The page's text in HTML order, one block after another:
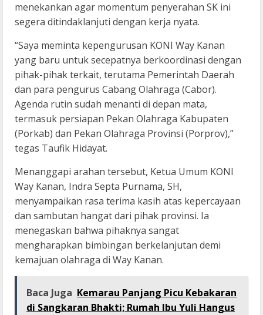
menekankan agar momentum penyerahan SK ini
segera ditindaklanjuti dengan kerja nyata.
“Saya meminta kepengurusan KONI Way Kanan
yang baru untuk secepatnya berkoordinasi dengan
pihak-pihak terkait, terutama Pemerintah Daerah
dan para pengurus Cabang Olahraga (Cabor).
Agenda rutin sudah menanti di depan mata,
termasuk persiapan Pekan Olahraga Kabupaten
(Porkab) dan Pekan Olahraga Provinsi (Porprov),”
tegas Taufik Hidayat.
Menanggapi arahan tersebut, Ketua Umum KONI
Way Kanan, Indra Septa Purnama, SH,
menyampaikan rasa terima kasih atas kepercayaan
dan sambutan hangat dari pihak provinsi. Ia
menegaskan bahwa pihaknya sangat
mengharapkan bimbingan berkelanjutan demi
kemajuan olahraga di Way Kanan.
Baca Juga Kemarau Panjang Picu Kebakaran
di Sangkaran Bhakti; Rumah Ibu Yuli Hangus